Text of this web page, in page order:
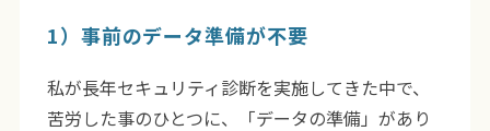
1）事前のデータ準備が不要
私が長年セキュリティ診断を実施してきた中で、
苦労した事のひとつに、「データの準備」があり